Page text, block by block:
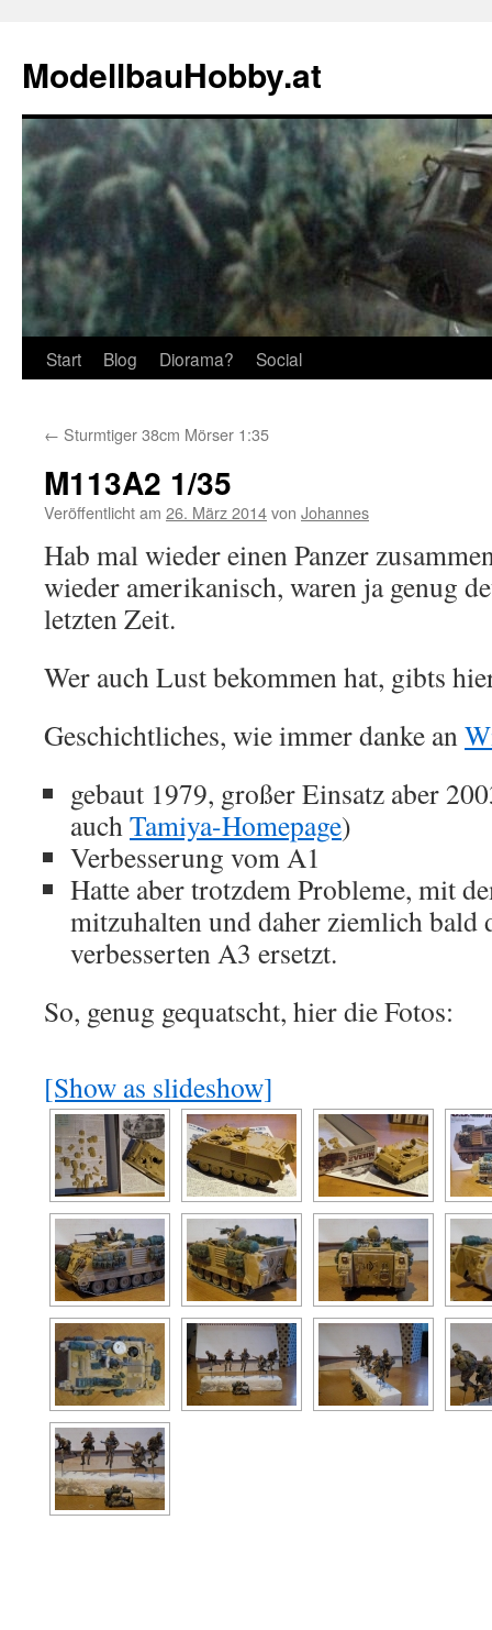
springen
ModellbauHobby.at
Start Blog Diorama? Social
← Sturmtiger 38cm Mörser 1:35
M113A2 1/35
Veröffentlicht am 26. März 2014von Johannes
Hab mal wieder einen Panzer
wieder amerikanisch, waren ja genug
letzten Zeit.
Wer auch Lust bekommen hat, gibts
Geschichtliches, wie immer danke an
gebaut 1979, großer Einsatz aber
auchTamiya-Homepage)
Verbesserung vom A1
Hatte aber trotzdem Probleme, mit
mitzuhalten und daher ziemlich bald
verbesserten A3 ersetzt.
So, genug gequatscht, hier die Fotos:
[Show as slideshow]